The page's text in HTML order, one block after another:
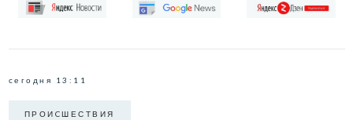
сегодня 13:11
ПРОИCШЕСТВИЯ